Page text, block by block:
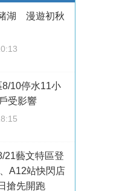
湖 漫遊初秋
10停水11小
受影響
21藝文特區登
A12站快閃店
搶先開跑